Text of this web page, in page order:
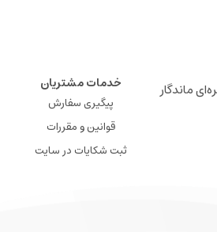
ماندگار خدمات مشتریان
پیگیری سفارش
قوانین و مقررات
ثبت شکایات در سایت